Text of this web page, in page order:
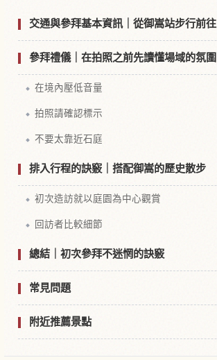
交通與參拜基本資訊｜從御嵩站步行前往
參拜禮儀｜在拍照之前先讀懂場域的氛圍
在境內壓低音量
拍照請確認標示
不要太靠近石庭
排入行程的訣竅｜搭配御嵩的歷史散步
初次造訪就以庭園為中心觀賞
回訪者比較細節
總結｜初次參拜不迷惘的訣竅
常見問題
附近推薦景點